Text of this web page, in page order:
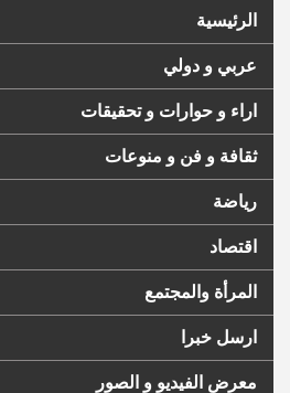
الرئيسية
عربي و دولي
اراء و حوارات و تحقيقات
ثقافة و فن و منوعات
رياضة
اقتصاد
المرأة والمجتمع
ارسل خبرا
معرض الفيديو و الصور